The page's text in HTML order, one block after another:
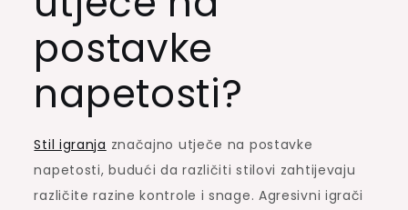
postavke
napetosti?
Stil igranja značajno utječe na postavke
napetosti, budući da različiti stilovi zahtijevaju
različite razine kontrole i snage. Agresivni igrači